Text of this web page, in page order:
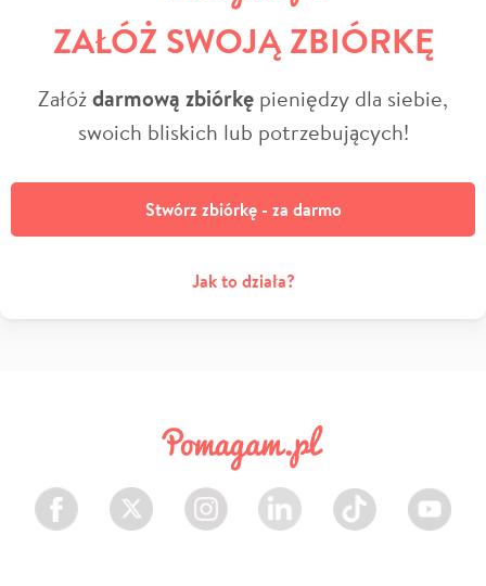
ZAŁÓŻ SWOJĄ ZBIÓRKĘ
Załóżdarmową zbiórkę pieniędzy dla siebie,
swoich bliskich lub potrzebujących!
Stwórz zbiórkę - za darmo
Jak to działa?
Facebook Twitter Instagram LinkedIn TikTok Youtube